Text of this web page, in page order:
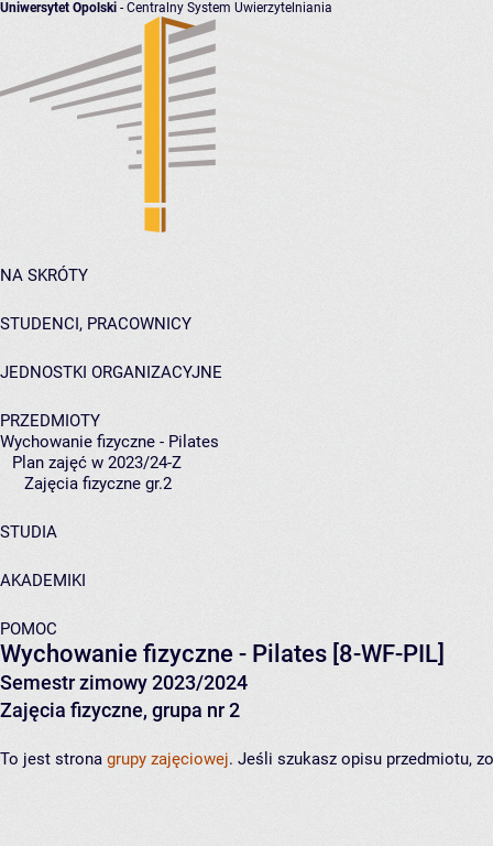
Uniwersytet Opolski - Centralny System Uwierzytelniania
NA SKRÓTY
STUDENCI, PRACOWNICY
JEDNOSTKI ORGANIZACYJNE
PRZEDMIOTY
Wychowanie fizyczne - Pilates
Plan zajęć w 2023/24-Z
Zajęcia fizyczne gr.2
STUDIA
AKADEMIKI
POMOC
Wychowanie fizyczne - Pilates [8-WF-PIL]
Semestr zimowy 2023/2024
Zajęcia fizyczne, grupa nr 2
To jest strona grupy zajęciowej. Jeśli szukasz opisu przedmiotu,